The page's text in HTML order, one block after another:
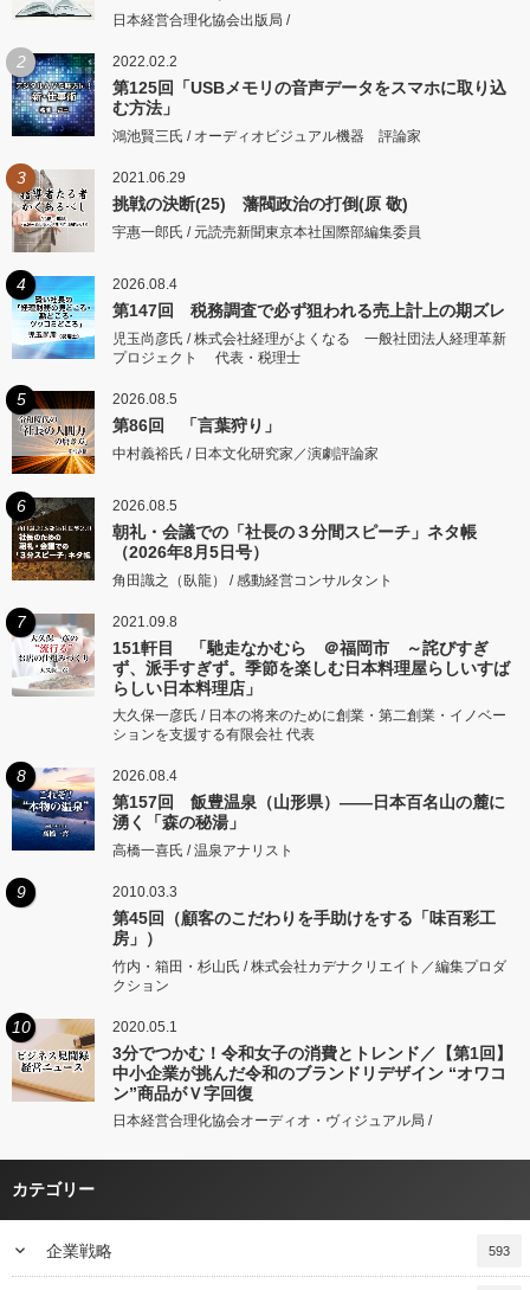
日本経営合理化協会出版局 /
2 2022.02.2
第125回「USBメモリの音声データをスマホに取り込
む方法」
鴻池賢三氏 / オーディオビジュアル機器 評論家
3 2021.06.29
挑戦の決断(25) 藩閥政治の打倒(原 敬)
宇惠一郎氏 / 元読売新聞東京本社国際部編集委員
4 2026.08.4
第147回 税務調査で必ず狙われる売上計上の期ズレ
児玉尚彦氏 / 株式会社経理がよくなる 一般社団法人経理革新
プロジェクト 代表・税理士
5 2026.08.5
第86回 「言葉狩り」
中村義裕氏 / 日本文化研究家／演劇評論家
6 2026.08.5
朝礼・会議での「社長の３分間スピーチ」ネタ帳
（2026年8月5日号）
角田識之（臥龍） / 感動経営コンサルタント
7 2021.09.8
151軒目 「馳走なかむら ＠福岡市 ～詫びすぎ
ず、派手すぎず。季節を楽しむ日本料理屋らしいすば
らしい日本料理店」
大久保一彦氏 / 日本の将来のために創業・第二創業・イノベー
ションを支援する有限会社 代表
8 2026.08.4
第157回 飯豊温泉（山形県）――日本百名山の麓に
湧く「森の秘湯」
高橋一喜氏 / 温泉アナリスト
9 2010.03.3
第45回（顧客のこだわりを手助けをする「味百彩工
房」）
竹内・箱田・杉山氏 / 株式会社カデナクリエイト／編集プロダ
クション
10 2020.05.1
3分でつかむ！令和女子の消費とトレンド／【第1回】
中小企業が挑んだ令和のブランドリデザイン “オワコ
ン”商品がＶ字回復
日本経営合理化協会オーディオ・ヴィジュアル局 /
カテゴリー
keyboard_arrow_down 企業戦略 593